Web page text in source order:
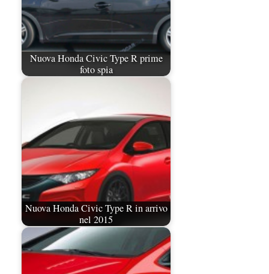
Nuova Honda Civic Type R prime
foto spia
Nuova Honda Civic Type R in arrivo
nel 2015